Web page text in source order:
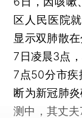
区人民医院
显示双肺散
7日凌晨3点
7点50分市疾
断为新冠肺
测中，其丈